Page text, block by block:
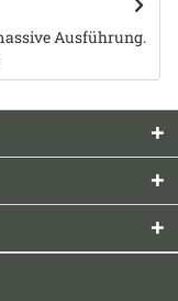
Ausführung.